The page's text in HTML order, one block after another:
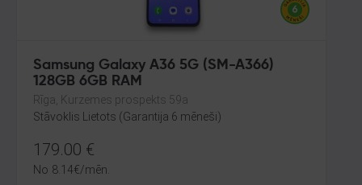
Samsung Galaxy A36 5G (SM-A366)
128GB 6GB RAM
Rīga, Kurzemes prospekts 59a
Stāvoklis Lietots (Garantija 6 mēneši)
179.00 €
No 8.14€/mēn.